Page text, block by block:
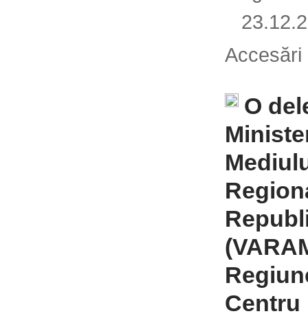
Accesări
O
Centru